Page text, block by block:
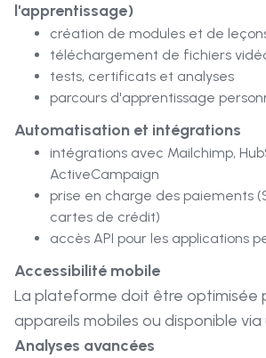
l'apprentissage)
création de modules et de
téléchargement de fichiers
tests, certificats et analyses
parcours d'apprentissage
Automatisation et intégrations
intégrations avec Mailchimp,
ActiveCampaign
prise en charge des paiements
cartes de crédit)
accès API pour les applications
Accessibilité mobile
La plateforme doit être optimisée
appareils mobiles ou disponible
Analyses avancées